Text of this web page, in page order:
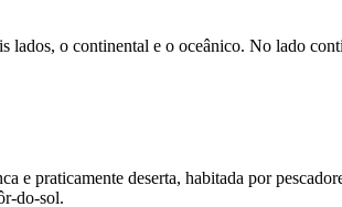
o continental e o oceânico. No lado
e praticamente deserta, habitada por
do-sol.